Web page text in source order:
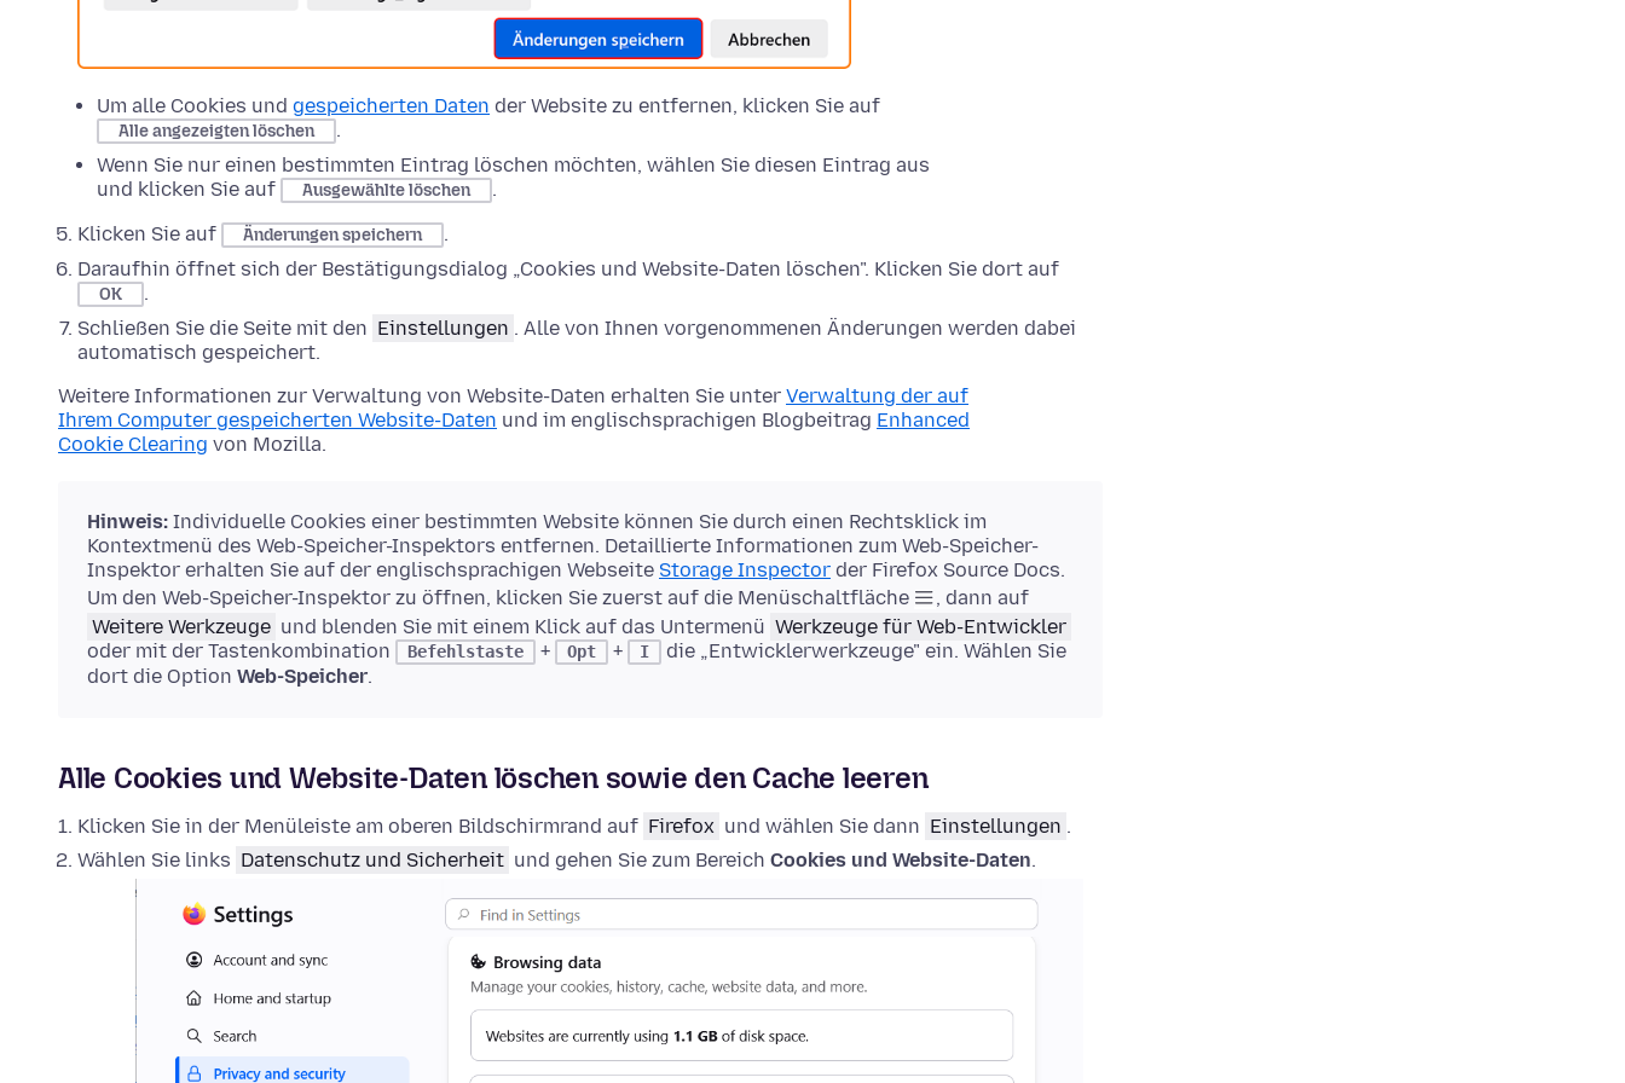
Um alle Cookies und gespeicherten Daten der Website zu entfernen, klicken Sie auf
Alle angezeigten löschen
.
Wenn Sie nur einen bestimmten Eintrag löschen möchten, wählen Sie diesen Eintrag aus
und klicken Sie auf
Ausgewählte löschen
.
Klicken Sie auf
Änderungen speichern
.
Daraufhin öffnet sich der Bestätigungsdialog „Cookies und Website-Daten löschen". Klicken Sie dort auf
OK
.
Schließen Sie die Seite mit den Einstellungen . Alle von Ihnen vorgenommenen Änderungen werden dabei
automatisch gespeichert.
Weitere Informationen zur Verwaltung von Website-Daten erhalten Sie unter Verwaltung der auf
Ihrem Computer gespeicherten Website-Daten und im englischsprachigen Blogbeitrag Enhanced
Cookie Clearing von Mozilla.
Hinweis: Individuelle Cookies einer bestimmten Website können Sie durch einen Rechtsklick im
Kontextmenü des Web-Speicher-Inspektors entfernen. Detaillierte Informationen zum Web-Speicher-
Inspektor erhalten Sie auf der englischsprachigen Webseite Storage Inspector der Firefox Source Docs.
Um den Web-Speicher-Inspektor zu öffnen, klicken Sie zuerst auf die Menüschaltfläche
, dann auf
Weitere Werkzeuge und blenden Sie mit einem Klick auf das Untermenü Werkzeuge für Web-Entwickler
oder mit der Tastenkombination
Befehlstaste + Opt + I
die „Entwicklerwerkzeuge" ein. Wählen Sie
dort die Option Web-Speicher.
Alle Cookies und Website-Daten löschen sowie den Cache leeren
Klicken Sie in der Menüleiste am oberen Bildschirmrand auf Firefox und wählen Sie dann Einstellungen .
Wählen Sie links Datenschutz und Sicherheit und gehen Sie zum Bereich Cookies und Website-Daten.